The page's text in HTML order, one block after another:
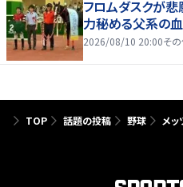
フロムダスクが
力秘める父系の
2026/08/10 20:00そ
TOP 話題の投稿 野球 メ